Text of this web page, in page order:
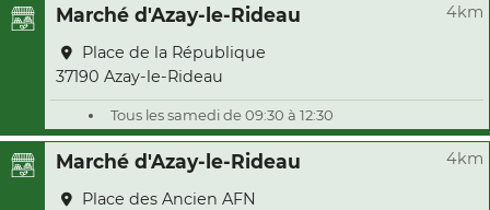
Marché d'Azay-le-Rideau 4km
Place de la République
37190 Azay-le-Rideau
Tous les samedi de 09:30 à 12:30
Marché d'Azay-le-Rideau 4km
Place des Ancien AFN